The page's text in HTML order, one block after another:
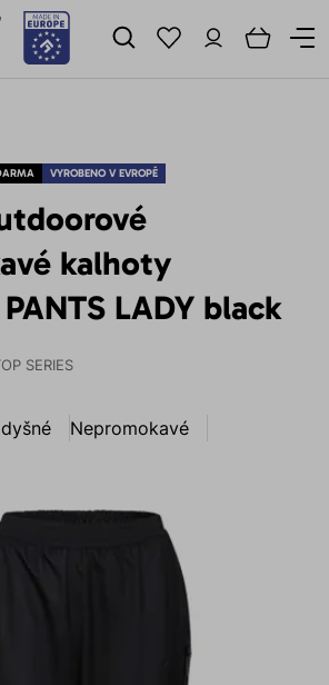
VYROBENO V EVROPĚ
kalhoty
LADY black
SERIES
Nepromokavé